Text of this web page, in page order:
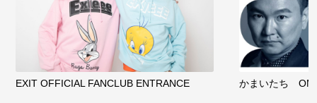
クラウドファンディング